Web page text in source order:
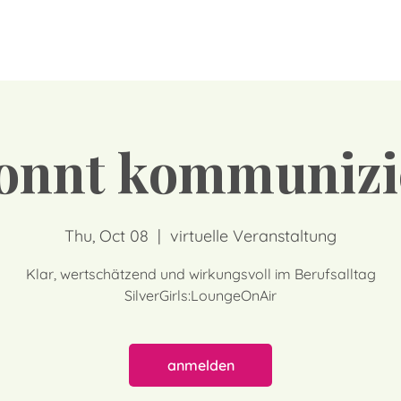
Thu, Oct 08
  |
virtuelle Veranstaltung
Klar, wertschätzend und wirkungsvoll im Berufsalltag
SilverGirls:LoungeOnAir
anmelden